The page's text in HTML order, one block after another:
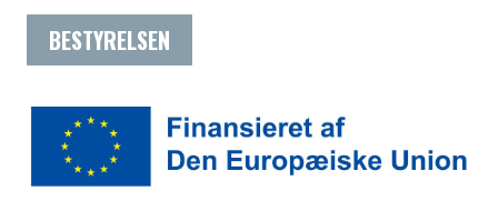
BESTYRELSEN